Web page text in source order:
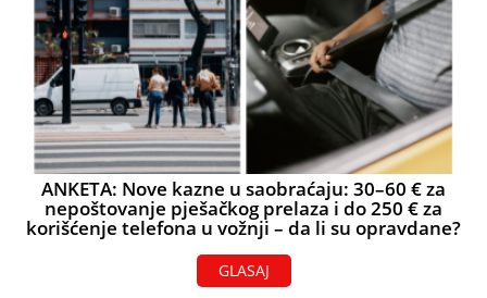
ANKETA: Nove kazne u saobraćaju: 30–60 € za
nepoštovanje pješačkog prelaza i do 250 € za
korišćenje telefona u vožnji – da li su opravdane?
GLASAJ